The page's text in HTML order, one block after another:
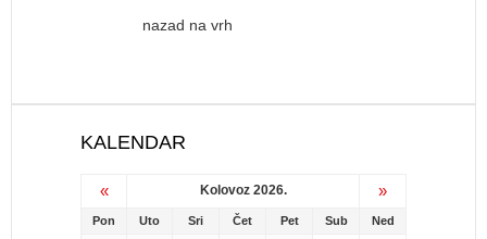
nazad na vrh
KALENDAR
« Kolovoz 2026. »
Pon Uto Sri Čet Pet Sub Ned